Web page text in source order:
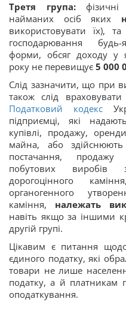
Третя група:фізичні
найманих осіб яких
використовувати їх),
господарювання будь-
форми, обсяг доходу у
року не перевищує 5 000
Слід зазначити, що при
також слід
Податковий кодекс
підприємці, які
купівлі, продажу,
майна, або здійснюють
постачання, продажу
побутових виробів
дорогоцінного
органогенного
каміння, належать
навіть якщо за іншими
другій групі.
Цікавим є питання
єдиного податку, які
товари не лише
податку, а й платникам
оподаткування.